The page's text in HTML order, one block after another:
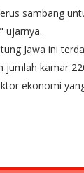
sambang
ujarnya.
Jawa ini
jumlah kamar
ekonomi